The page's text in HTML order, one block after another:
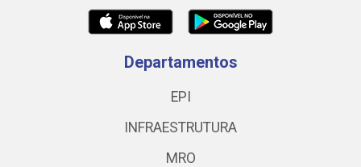
Departamentos
EPI
INFRAESTRUTURA
MRO